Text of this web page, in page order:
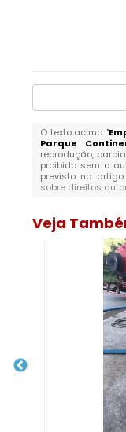
O texto acima "
Parque
reprodução,
proibida sem a
previsto no
sobre direitos
Veja